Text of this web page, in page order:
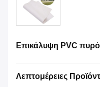
Επικάλυψη PVC
Λεπτομέρειες